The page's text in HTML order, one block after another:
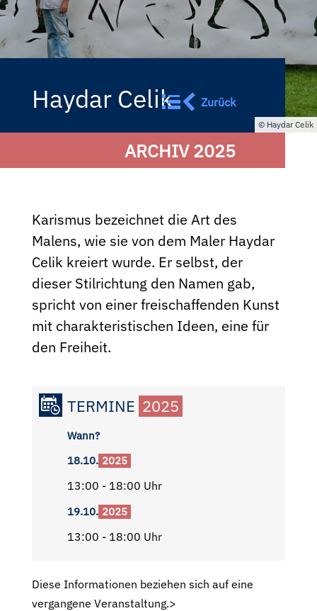
Haydar Celik Zurück
ARCHIV 2025
Haydar Celik
Karismus bezeichnet die Art des
Malens, wie sie von dem Maler Haydar
Celik kreiert wurde. Er selbst, der
dieser Stilrichtung den Namen gab,
spricht von einer freischaf­fenden Kunst
mit charakteristischen Ideen, eine für
den Freiheit.
TERMINE 2025
Wann?
18.10. 2025
13:00 - 18:00 Uhr
19.10. 2025
13:00 - 18:00 Uhr
Diese Informationen beziehen sich auf eine
vergangene Veranstaltung.>